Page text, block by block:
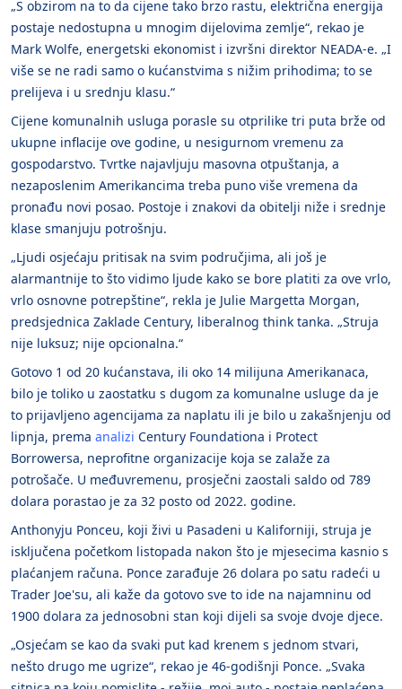
„S obzirom na to da cijene tako brzo rastu, električna energija
postaje nedostupna u mnogim dijelovima zemlje“, rekao je
Mark Wolfe, energetski ekonomist i izvršni direktor NEADA-e. „I
više se ne radi samo o kućanstvima s nižim prihodima; to se
prelijeva i u srednju klasu.“
Cijene komunalnih usluga porasle su otprilike tri puta brže od
ukupne inflacije ove godine, u nesigurnom vremenu za
gospodarstvo. Tvrtke najavljuju masovna otpuštanja, a
nezaposlenim Amerikancima treba puno više vremena da
pronađu novi posao. Postoje i znakovi da obitelji niže i srednje
klase smanjuju potrošnju.
„Ljudi osjećaju pritisak na svim područjima, ali još je
alarmantnije to što vidimo ljude kako se bore platiti za ove vrlo,
vrlo osnovne potrepštine“, rekla je Julie Margetta Morgan,
predsjednica Zaklade Century, liberalnog think tanka. „Struja
nije luksuz; nije opcionalna.“
Gotovo 1 od 20 kućanstava, ili oko 14 milijuna Amerikanaca,
bilo je toliko u zaostatku s dugom za komunalne usluge da je
to prijavljeno agencijama za naplatu ili je bilo u zakašnjenju od
lipnja, prema analizi Century Foundationa i Protect
Borrowersa, neprofitne organizacije koja se zalaže za
potrošače. U međuvremenu, prosječni zaostali saldo od 789
dolara porastao je za 32 posto od 2022. godine.
Anthonyju Ponceu, koji živi u Pasadeni u Kaliforniji, struja je
isključena početkom listopada nakon što je mjesecima kasnio s
plaćanjem računa. Ponce zarađuje 26 dolara po satu radeći u
Trader Joe'su, ali kaže da gotovo sve to ide na najamninu od
1900 dolara za jednosobni stan koji dijeli sa svoje dvoje djece.
„Osjećam se kao da svaki put kad krenem s jednom stvari,
nešto drugo me ugrize“, rekao je 46-godišnji Ponce. „Svaka